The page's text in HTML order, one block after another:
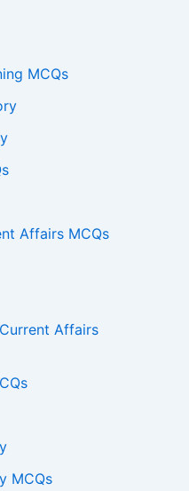
MCQs
Affairs MCQs
Affairs
MCQs